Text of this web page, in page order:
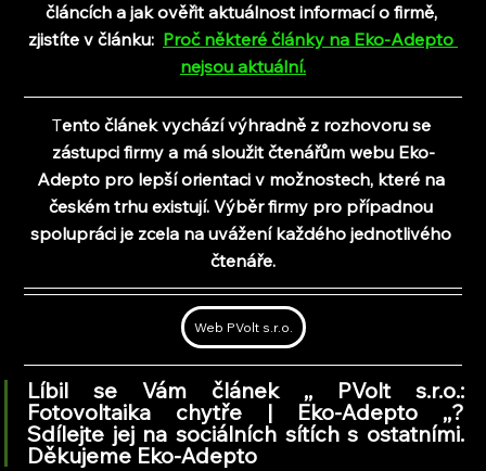
článcích a jak ověřit aktuálnost informací o firmě,
zjistíte v článku: Proč některé články na Eko-Adepto
nejsou aktuální.
Tento článek vychází výhradně z rozhovoru se
zástupci firmy a má sloužit čtenářům webu Eko-
Adepto pro lepší orientaci v možnostech, které na
českém trhu existují. Výběr firmy pro případnou
spolupráci je zcela na uvážení každého jednotlivého
čtenáře.
Web PVolt s.r.o.
Líbil se Vám článek ,, PVolt s.r.o.:
Fotovoltaika chytře | Eko-Adepto ,,?
Sdílejte jej na sociálních sítích s ostatními.
Děkujeme Eko-Adepto